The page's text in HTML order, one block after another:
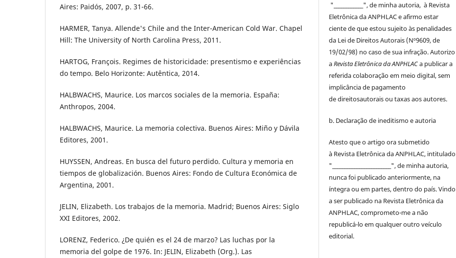
Aires: Paidós, 2007, p. 31-66.
HARMER, Tanya. Allende's Chile and the Inter-American Cold War. Chapel
Hill: The University of North Carolina Press, 2011.
HARTOG, François. Regimes de historicidade: presentismo e experiências
do tempo. Belo Horizonte: Autêntica, 2014.
HALBWACHS, Maurice. Los marcos sociales de la memoria. España:
Anthropos, 2004.
HALBWACHS, Maurice. La memoria colectiva. Buenos Aires: Miño y Dávila
Editores, 2001.
HUYSSEN, Andreas. En busca del futuro perdido. Cultura y memoria en
tiempos de globalización. Buenos Aires: Fondo de Cultura Económica de
Argentina, 2001.
JELIN, Elizabeth. Los trabajos de la memoria. Madrid; Buenos Aires: Siglo
XXI Editores, 2002.
LORENZ, Federico. ¿De quién es el 24 de marzo? Las luchas por la
memoria del golpe de 1976. In: JELIN, Elizabeth (Org.). Las
"____________", de minha autoria, à Revista
Eletrônica da ANPHLACe afirmo estar
ciente de que estou sujeito às penalidades
da Lei de DireitosAutorais (Nº9609, de
19/02/98) no caso de sua infração. Autorizo
aRevista Eletrônica da ANPHLACa publicar a
referida colaboração em meio digital, sem
implicância de pagamento
dedireitosautoraisou taxas aos autores.
b. Declaração de ineditismo e autoria
Atesto que o artigo ora submetido
à Revista Eletrônica da ANPHLAC, intitulado
"________________________", de minha autoria,
nunca foi publicado anteriormente, na
íntegra ou em partes, dentrodo país. Vindo
a ser publicado na Revista Eletrônica da
ANPHLAC, comprometo-me a não
republicá-lo em qualquer outro veículo
editorial.